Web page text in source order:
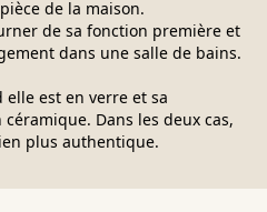
de la maison.
de sa fonction première et
dans une salle de bains.
est en verre et sa
Dans les deux cas,
plus authentique.